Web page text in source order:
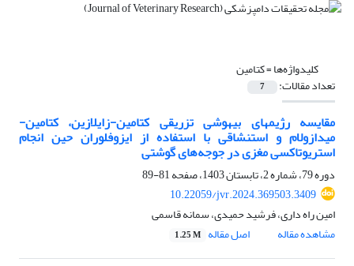
کلیدواژه‌ها =کتامین
تعداد مقالات: 7
مقایسه رژیم‏های بیهوشی تزریقی کتامین-‌زایلازین، کتامین-‌
میدازولام و استنشاقی با استفاده از ایزوفلوران حین انجام
استریوتاکسی مغزی در جوجه‌های گوشتی
دوره 79، شماره 2، تابستان 1403، صفحه
81-89
10.22059/jvr.2024.369503.3409
امین راه داری، فرشید حمیدی، سمانه قاسمی
مشاهده مقاله
اصل مقاله 1.25 M